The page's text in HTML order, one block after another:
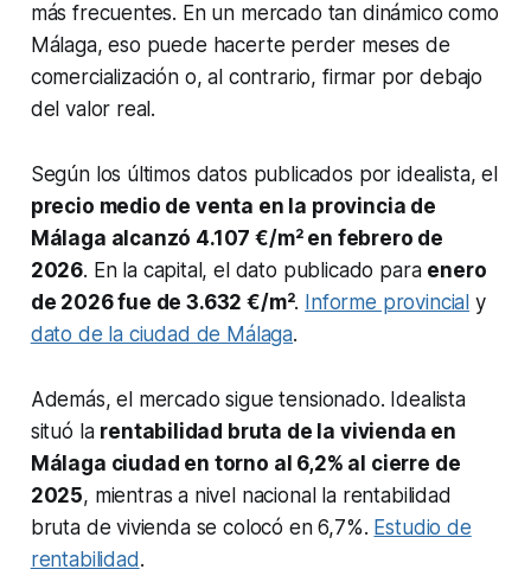
más frecuentes. En un mercado tan dinámico como
Málaga, eso puede hacerte perder meses de
comercialización o, al contrario, firmar por debajo
del valor real.
Según los últimos datos publicados por idealista, el
precio medio de venta en la provincia de
Málaga alcanzó 4.107 €/m² en febrero de
2026. En la capital, el dato publicado para enero
de 2026 fue de 3.632 €/m². Informe provincial y
dato de la ciudad de Málaga.
Además, el mercado sigue tensionado. Idealista
situó la rentabilidad bruta de la vivienda en
Málaga ciudad en torno al 6,2% al cierre de
2025, mientras a nivel nacional la rentabilidad
bruta de vivienda se colocó en 6,7%. Estudio de
rentabilidad .